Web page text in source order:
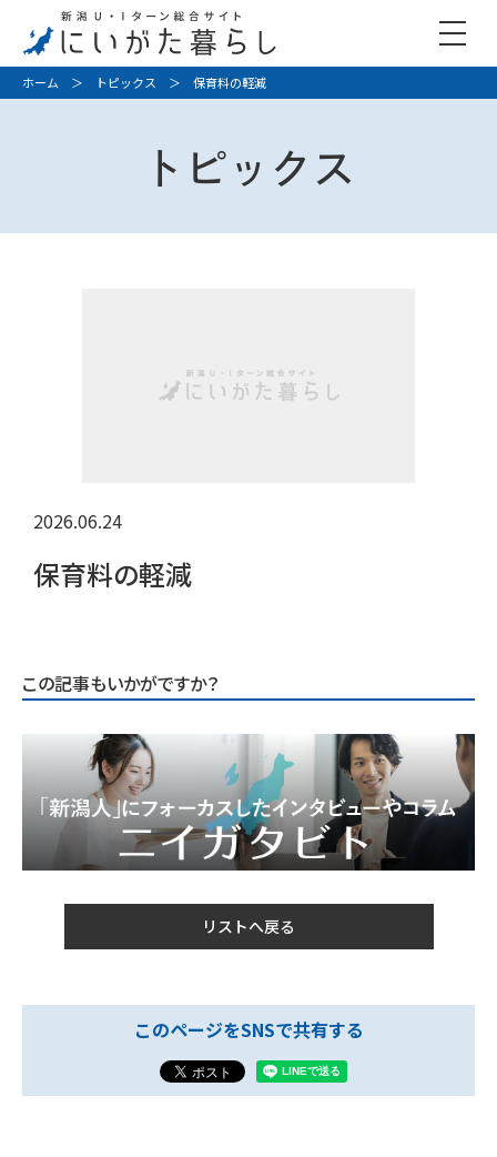
ホーム ＞ トピックス ＞ 保育料の軽減
トピックス
2026.06.24
保育料の軽減
この記事もいかがですか？
リストへ戻る
このページをSNSで共有する